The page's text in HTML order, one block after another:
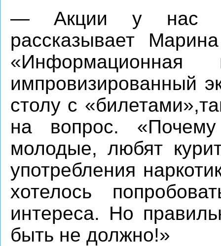
— Акции у нас
рассказывает
«Информационная
импровизированный
столу с
на вопрос.
молодые, любят
употребления
хотелось
интереса. Но
быть не должно!»